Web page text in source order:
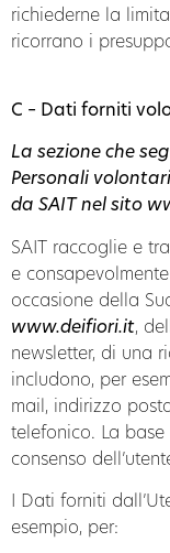
richiederne la
ricorrano i
C – Dati forniti
La sezione che
Personali
da SAIT nel sito
SAIT raccoglie e
e
occasione della
www.deifiori.it,
newsletter, di una
includono, per
mail, indirizzo
telefonico. La
consenso
I Dati forniti
esempio, per: